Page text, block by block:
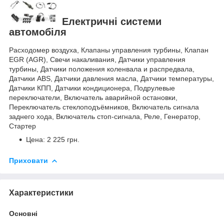
Електричні системи
автомобіля
Расходомер воздуха, Клапаны управления турбины, Клапан
EGR (AGR), Свечи накаливания, Датчики управления
турбины, Датчики положения коленвала и распредвала,
Датчики ABS, Датчики давления масла, Датчики температуры,
Датчики КПП, Датчики кондиционера, Подрулевые
переключатели, Включатель аварийной остановки,
Переключатель стеклоподъёмников, Включатель сигнала
заднего хода, Включатель стоп-сигнала, Реле, Генератор,
Стартер
Цена: 2 225 грн.
Приховати
Характеристики
Основні